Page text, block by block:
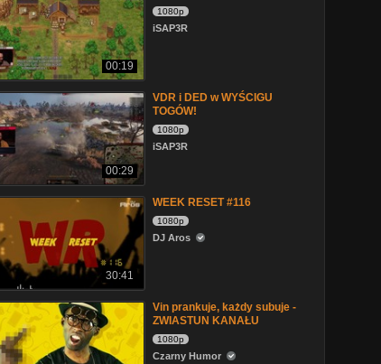
00:19
1080p
iSAP3R
00:29
VDR i DED w WYŚCIGU
TOGÓW!
1080p
iSAP3R
30:41
WEEK RESET #116
1080p
DJ Aros
Vin prankuje, każdy subuje -
ZWIASTUN KANAŁU
1080p
Czarny Humor